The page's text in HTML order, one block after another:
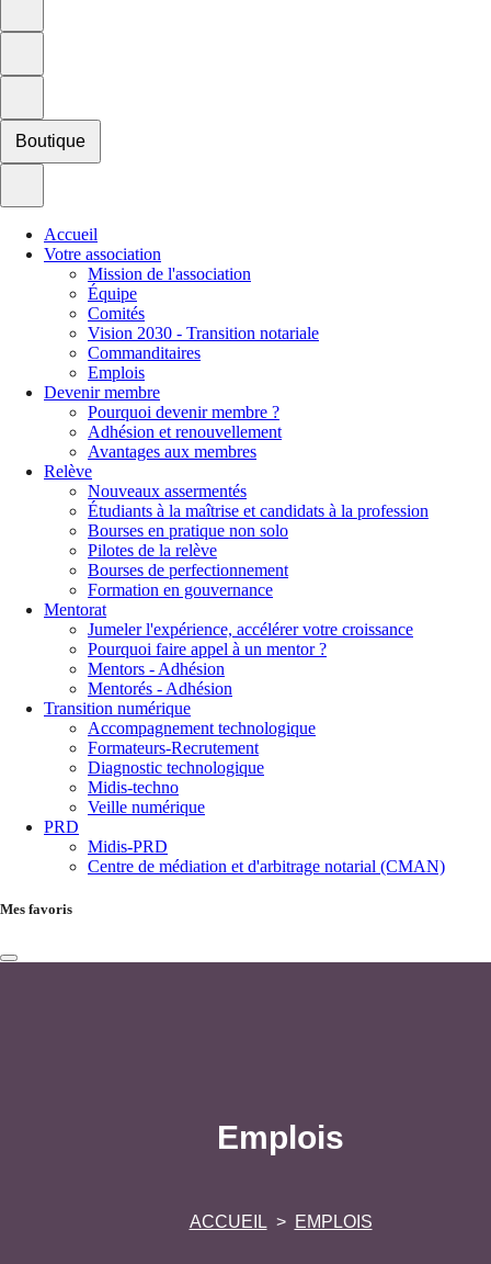
Boutique
Accueil
Votre association
Mission de l'association
Équipe
Comités
Vision 2030 - Transition notariale
Commanditaires
Emplois
Devenir membre
Pourquoi devenir membre ?
Adhésion et renouvellement
Avantages aux membres
Relève
Nouveaux assermentés
Étudiants à la maîtrise et candidats à la profession
Bourses en pratique non solo
Pilotes de la relève
Bourses de perfectionnement
Formation en gouvernance
Mentorat
Jumeler l'expérience, accélérer votre croissance
Pourquoi faire appel à un mentor ?
Mentors - Adhésion
Mentorés - Adhésion
Transition numérique
Accompagnement technologique
Formateurs-Recrutement
Diagnostic technologique
Midis-techno
Veille numérique
PRD
Midis-PRD
Centre de médiation et d'arbitrage notarial (CMAN)
Mes favoris
Emplois
ACCUEIL EMPLOIS